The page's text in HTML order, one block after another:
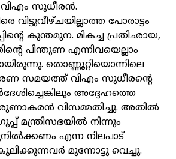
സുധീരന്‍.
പോരാട്ടം
കുന്തമുന. മികച്ച പ്രതിഛായ,
പിന്തുണ എന്നിവയെല്ലാം
തൊണ്ണൂറ്റിയൊന്നിലെ
സമയത്ത് വിഎം സുധീരന്റെ
അദ്ദേഹത്തെ
വിസമ്മതിച്ചു. അതില്‍
മന്ത്രിസഭയില്‍ നിന്നും
എന്ന നിലപാട്
മുന്നോട്ടു വെച്ചു.